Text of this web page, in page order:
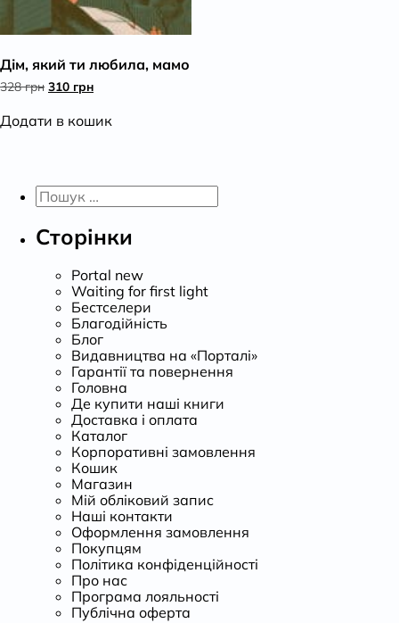
Дім, який ти любила, мамо
328грн Оригінальна
310 грнПоточна
Додати в кошик
Пошук:
Сторінки
Portal new
Waiting for first light
Бестселери
Благодійність
Блог
Видавництва на «Порталі»
Гарантії та повернення
Головна
Де купити наші книги
Доставка і оплата
Каталог
Корпоративні замовлення
Кошик
Магазин
Мій обліковий запис
Наші контакти
Оформлення замовлення
Покупцям
Політика конфіденційності
Про нас
Програма лояльності
Публічна оферта